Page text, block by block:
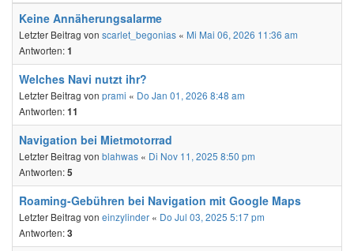
Keine Annäherungsalarme
Letzter Beitrag von scarlet_begonias « Mi Mai 06, 2026 11:36 am
Antworten:1
Welches Navi nutzt ihr?
Letzter Beitrag von prami « Do Jan 01, 2026 8:48 am
Antworten:11
Navigation bei Mietmotorrad
Letzter Beitrag von blahwas « Di Nov 11, 2025 8:50 pm
Antworten:5
Roaming-Gebühren bei Navigation mit Google Maps
Letzter Beitrag von einzylinder « Do Jul 03, 2025 5:17 pm
Antworten:3